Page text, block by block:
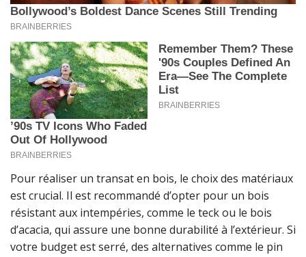
Pour réaliser un transat en bois, le choix des matériaux
est crucial. Il est recommandé d’opter pour un bois
résistant aux intempéries, comme le teck ou le bois
d’acacia, qui assure une bonne durabilité à l’extérieur. Si
votre budget est serré, des alternatives comme le pin